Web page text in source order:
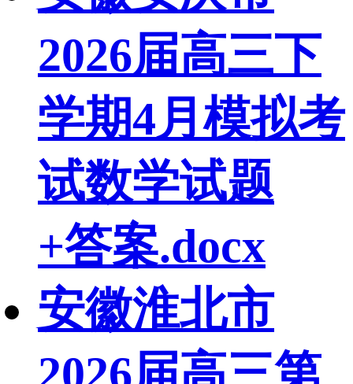
2026届高三下
学期4月模拟考
试数学试题
+答案.docx
安徽淮北市
2026届高三第